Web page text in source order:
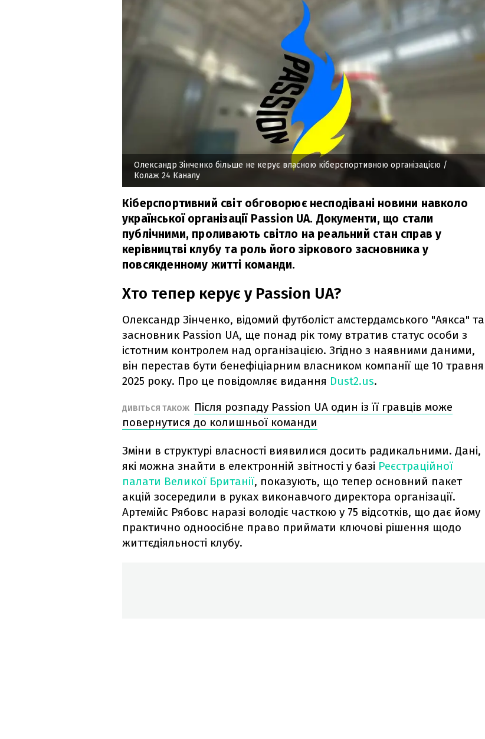
Олександр Зінченко більше не керує власною кіберспортивною організацією /
Колаж 24 Каналу
Кіберспортивний світ обговорює несподівані новини навколо
української організації Passion UA. Документи, що стали
публічними, проливають світло на реальний стан справ у
керівництві клубу та роль його зіркового засновника у
повсякденному житті команди.
Хто тепер керує у Passion UA?
Олександр Зінченко, відомий футболіст амстердамського "Аякса" та
засновник Passion UA, ще понад рік тому втратив статус особи з
істотним контролем над організацією. Згідно з наявними даними,
він перестав бути бенефіціарним власником компанії ще 10 травня
2025 року. Про це повідомляє видання Dust2.us.
ДИВІТЬСЯ ТАКОЖ
Після розпаду Passion UA один із її гравців може
повернутися до колишньої команди
Зміни в структурі власності виявилися досить радикальними. Дані,
які можна знайти в електронній звітності у базі Реєстраційної
палати Великої Британії, показують, що тепер основний пакет
акцій зосередили в руках виконавчого директора організації.
Артемійс Рябовс наразі володіє часткою у 75 відсотків, що дає йому
практично одноосібне право приймати ключові рішення щодо
життєдіяльності клубу.